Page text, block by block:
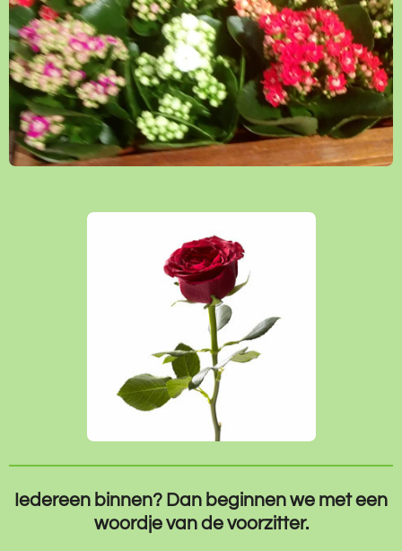
Iedereen binnen? Dan beginnen we met een
woordje van de voorzitter.